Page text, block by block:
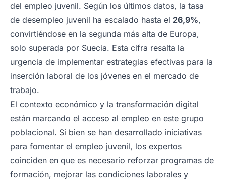
del empleo juvenil. Según los últimos datos, la tasa
de desempleo juvenil ha escalado hasta el 26,9%,
convirtiéndose en la segunda más alta de Europa,
solo superada por Suecia. Esta cifra resalta la
urgencia de implementar estrategias efectivas para la
inserción laboral de los jóvenes en el mercado de
trabajo.
El contexto económico y la transformación digital
están marcando el acceso al empleo en este grupo
poblacional. Si bien se han desarrollado iniciativas
para fomentar el empleo juvenil, los expertos
coinciden en que es necesario reforzar programas de
formación, mejorar las condiciones laborales y